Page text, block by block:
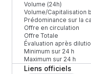
Volume (24h)
Volume/Capitalisation
Prédominance sur la
Offre en circulation
Offre Totale
Évaluation après
Minimum sur 24 h
Maximum sur 24 h
Liens officiels